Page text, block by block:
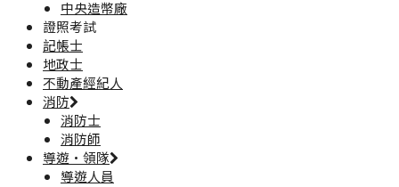
中央造幣廠
證照考試
記帳士
地政士
不動產經紀人
消防
消防士
消防師
導遊·領隊
導遊人員